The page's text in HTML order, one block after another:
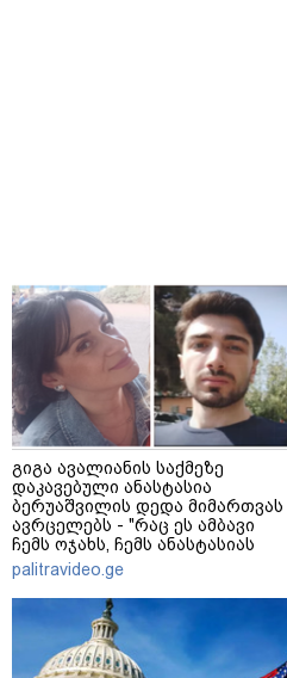
გიგა ავალიანის საქმეზე
დაკავებული ანასტასია
ბერუაშვილის დედა მიმართვას
ავრცელებს - "რაც ეს ამბავი
ჩემს ოჯახს, ჩემს ანასტასიას
გადახდა თავს, მის მერე მე მე
არ ვარ"
palitravideo.ge